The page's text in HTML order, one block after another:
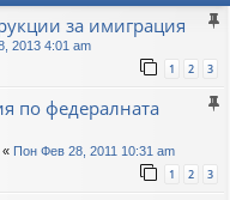
за имиграция
2013 4:01 am
1 2 3
по федералната
« Пон Фев 28, 2011 10:31 am
1 2 3